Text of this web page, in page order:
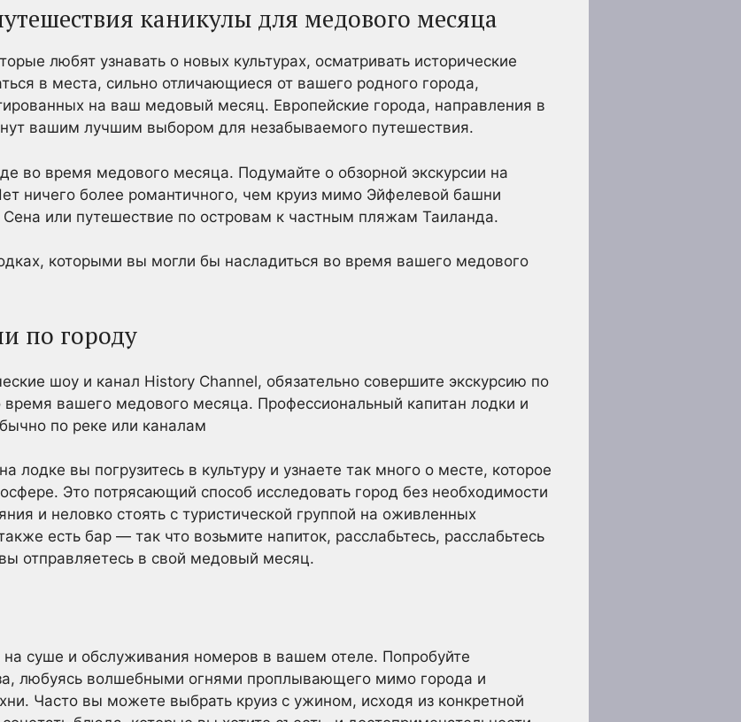
каникулы для медового месяца
любят узнавать о новых культурах, осматривать исторические
в места, сильно отличающиеся от вашего родного города,
на ваш медовый месяц. Европейские города, направления в
вашим лучшим выбором для незабываемого путешествия.
во время медового месяца. Подумайте о обзорной экскурсии на
ничего более романтичного, чем круиз мимо Эйфелевой башни
или путешествие по островам к частным пляжам Таиланда.
которыми вы могли бы насладиться во время вашего медового
по городу
шоу и канал History Channel, обязательно совершите экскурсию по
время вашего медового месяца. Профессиональный капитан лодки и
по реке или каналам
лодке вы погрузитесь в культуру и узнаете так много о месте, которое
Это потрясающий способ исследовать город без необходимости
и неловко стоять с туристической группой на оживленных
есть бар — так что возьмите напиток, расслабьтесь, расслабьтесь
отправляетесь в свой медовый месяц.
суше и обслуживания номеров в вашем отеле. Попробуйте
любуясь волшебными огнями проплывающего мимо города и
Часто вы можете выбрать круиз с ужином, исходя из конкретной